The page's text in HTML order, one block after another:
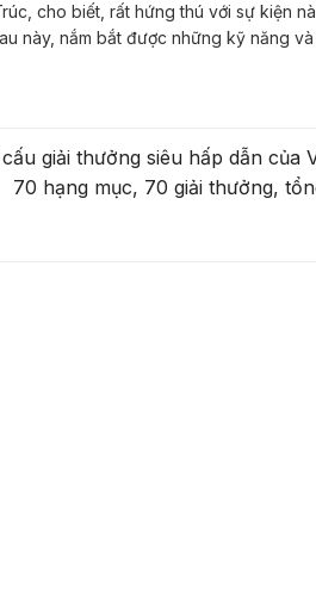
cho biết, rất hứng thú với sự kiện
này, nắm bắt được những kỹ năng
giải thưởng siêu hấp dẫn của
70 hạng mục, 70 giải thưởng,